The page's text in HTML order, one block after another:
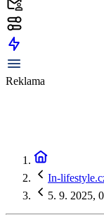
Reklama
In-
5. 9. 2025,